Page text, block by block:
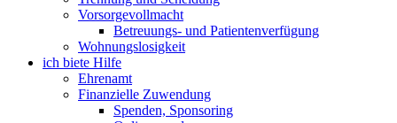
Vorsorgevollmacht
Betreuungs- und Patientenverfügung
Wohnungslosigkeit
ich biete Hilfe
Ehrenamt
Finanzielle Zuwendung
Spenden, Sponsoring